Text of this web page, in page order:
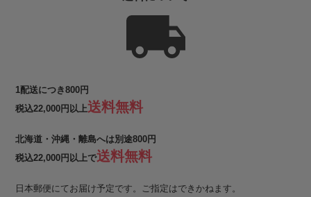
1配送につき800円
税込22,000円以上送料無料
北海道・沖縄・離島へは別途800円
税込22,000円以上で送料無料
日本郵便にてお届け予定です。ご指定はできかねます。